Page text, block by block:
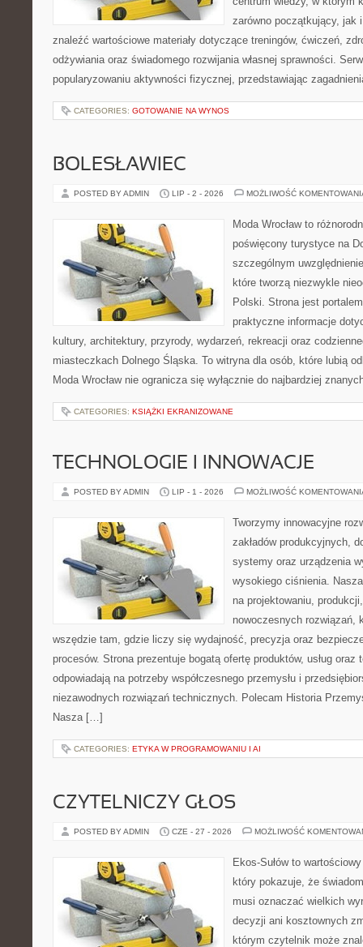
zarówno początkujący, jak
znaleźć wartościowe materiały dotyczące treningów, ćwiczeń,
odżywiania oraz świadomego rozwijania własnej sprawności.
popularyzowaniu aktywności fizycznej, przedstawiając
CATEGORIES: GOTOWANIE NA WYNOS
BOLESŁAWIEC
POSTED BY ADMIN LIP - 2 - 2026 MOŻLIWOŚĆ
Moda Wrocław to
poświęcony turystyce na
szczególnym
które tworzą niezwykle
Polski. Strona jest
praktyczne informacje
kultury, architektury, przyrody, wydarzeń, rekreacji oraz
miasteczkach Dolnego Śląska. To witryna dla osób, które lubią
Moda Wrocław nie ogranicza się wyłącznie do najbardziej
CATEGORIES: KSIĄŻKI EKRANIZOWANE
TECHNOLOGIE I INNOWACJE
POSTED BY ADMIN LIP - 1 - 2026 MOŻLIWOŚĆ
Tworzymy innowacyjne
zakładów produkcyjnych,
systemy oraz urządzenia
wysokiego ciśnienia.
na projektowaniu,
nowoczesnych rozwiązań,
wszędzie tam, gdzie liczy się wydajność, precyzja oraz
procesów. Strona prezentuje bogatą ofertę produktów, usług oraz
odpowiadają na potrzeby współczesnego przemysłu i
niezawodnych rozwiązań technicznych. Polecam Historia
Nasza […]
CATEGORIES: ETYKA W PROGRAMOWANIU I AI
CZYTELNICZY GŁOS
POSTED BY ADMIN CZE - 27 - 2026 MOŻLIWOŚĆ
Ekos-Sułów to
który pokazuje, że
musi oznaczać wielkich
decyzji ani kosztownych
którym czytelnik może